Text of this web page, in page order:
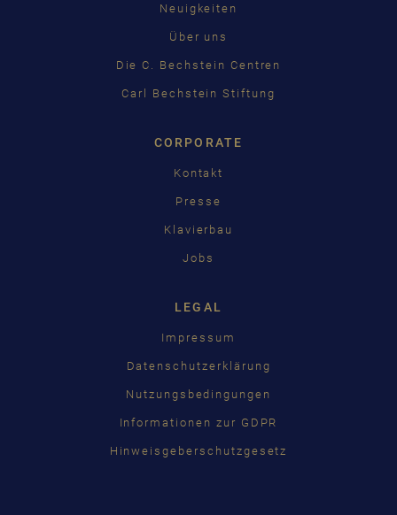
Neuigkeiten
Über uns
Die C. Bechstein Centren
Carl Bechstein Stiftung
CORPORATE
Kontakt
Presse
Klavierbau
Jobs
LEGAL
Impressum
Datenschutzerklärung
Nutzungsbedingungen
Informationen zur GDPR
Hinweisgeberschutzgesetz